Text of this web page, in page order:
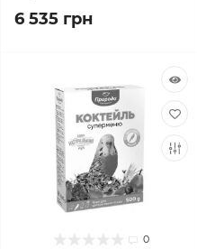
6 535 грн
0